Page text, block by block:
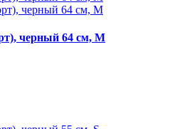
черный 64 см, M